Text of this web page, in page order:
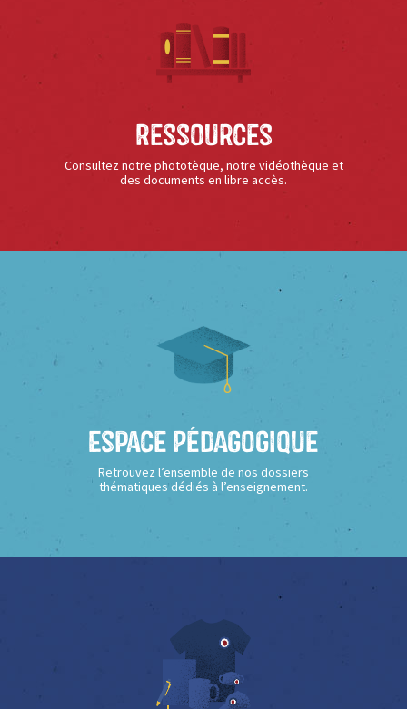
Ressources
Consultez notre phototèque, notre vidéothèque et
des documents en libre accès.
Espace Pédagogique
Retrouvez l’ensemble de nos dossiers
thématiques dédiés à l’enseignement.